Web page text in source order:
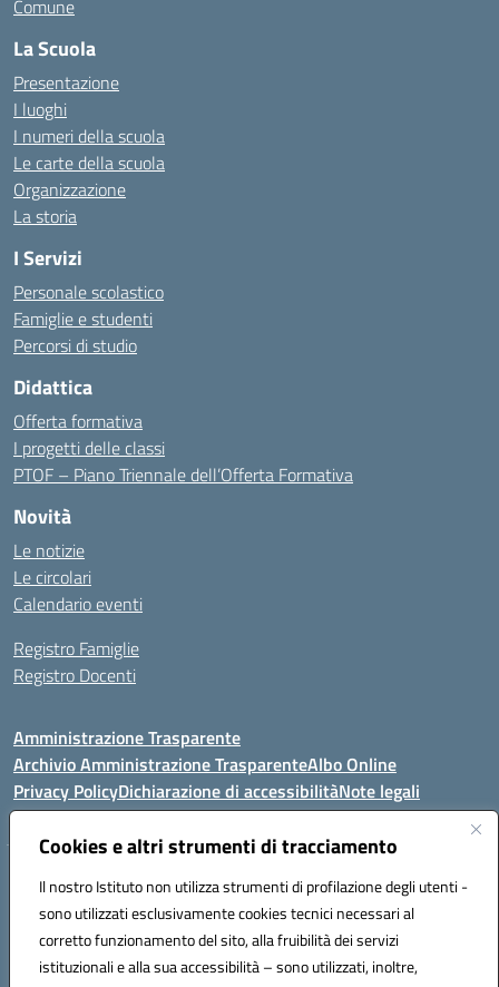
Cookies e altri strumenti di tracciamento
Il nostro Istituto non utilizza strumenti di profilazione degli utenti -
sono utilizzati esclusivamente cookies tecnici necessari al
corretto funzionamento del sito, alla fruibilità dei servizi
istituzionali e alla sua accessibilità – sono utilizzati, inoltre,
Comune
La Scuola
Presentazione
I luoghi
I numeri della scuola
Le carte della scuola
Organizzazione
La storia
I Servizi
Personale scolastico
Famiglie e studenti
Percorsi di studio
Didattica
Offerta formativa
I progetti delle classi
PTOF – Piano Triennale dell’Offerta Formativa
Novità
Le notizie
Le circolari
Calendario eventi
Registro Famiglie
Registro Docenti
Amministrazione Trasparente
Archivio Amministrazione TrasparenteAlbo Online
Privacy PolicyDichiarazione di accessibilitàNote legali
Istituto Comprensivo Statale
Via Cupa Campanariello, 5 - 80059, Torre del Greco (NA)
Tel. +39 0818834377 - Fax +39 0818834377 - Cod.Fisc. 95170530638
Email: naic8df00a@istruzione.it - PEC: naic8df00a@pec.istruzione.it